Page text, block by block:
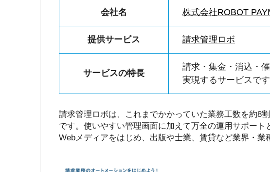
会社名 株式会社ROBOT
提供サービス 請求管理ロボ
サービスの特長
請求・集金・消込・
実現するサービスです
請求管理ロボは、これまでかかっていた業務工数を約8
です。使いやすい管理画面に加えて万全の運用サポート
Webメディアをはじめ、出版や士業、賃貸など業界・業